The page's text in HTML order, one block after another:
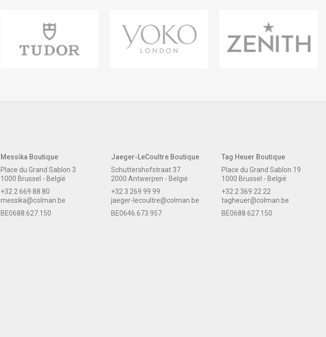
Messika Boutique
Place du Grand Sablon 3
1000 Brussel - België
+32 2 669 88 80
messika@colman.be
BE0688.627.150
Jaeger-LeCoultre Boutique
Schuttershofstraat 37
2000 Antwerpen - België
+32 3 269 99 99
jaeger-lecoultre@colman.be
BE0646.673.957
Tag Heuer Boutique
Place du Grand Sablon 19
1000 Brussel - België
+32 2 369 22 22
tagheuer@colman.be
BE0688.627.150